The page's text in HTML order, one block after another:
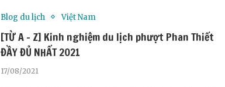
Blog du lịch Việt Nam
[TỪ A – Z] Kinh nghiệm du lịch phượt Phan Thiết
ĐẦY ĐỦ NHẤT 2021
17/08/2021